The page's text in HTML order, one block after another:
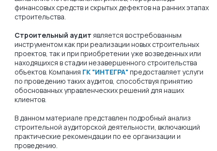
финансовых средств и скрытых дефектов на ранних этапах
строительства.
Строительный аудит является востребованным
инструментом как при реализации новых строительных
проектов, так и при приобретении уже возведенных или
находящихся в стадии незавершенного строительства
объектов. Компания ГК "ИНТЕГРА" предоставляет услуги
по проведению таких аудитов, способствуя принятию
обоснованных управленческих решений для наших
клиентов.
В данном материале представлен подробный анализ
строительной аудиторской деятельности, включающий
практические рекомендации по ее организации и
проведению.